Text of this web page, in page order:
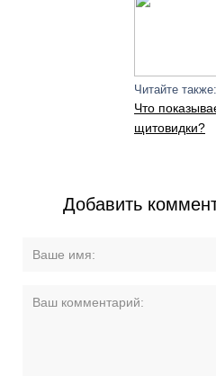
Читайте также:
Что
щитовидки?
Добавить